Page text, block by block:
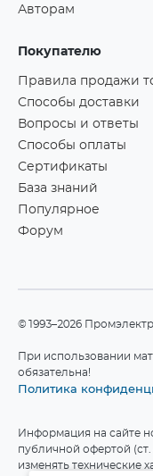
Авторам
Покупателю
Правила продажи
Способы доставки
Вопросы и ответы
Способы оплаты
Сертификаты
База знаний
Популярное
Форум
©1993–2026
При использовании
обязательна!
Политика
Информация на сайте
публичной офертой
изменять технические